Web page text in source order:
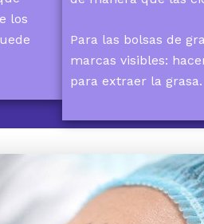
los
Para las bolsas de
marcas visibles:
para extraer la grasa.